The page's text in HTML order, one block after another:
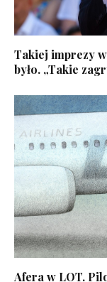
Takiej imprezy
było. „Takie
Afera w LOT.